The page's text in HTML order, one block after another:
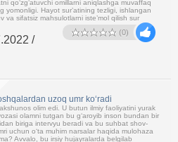
qo‘zg‘atuvchi omillarni aniqlashga muvaffaq
yomonligi. Hayot sur’atining tezligi, ishlangan
va sifatsiz mahsulotlarni iste’mol qilish sur
(0)
/
uzoq umr ko‘radi
olim edi. U butun ilmiy faoliyatini yurak
olamni tutgan bu g‘aroyib inson bundan bir
biriga intervyu beradi va bu suhbat shov-
uchun o‘ta muhim narsalar haqida mulohaza
Avvalo, bu irsiy hujayralarda belgilab